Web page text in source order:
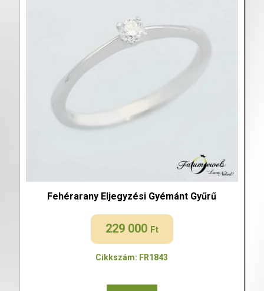
Fehérarany Eljegyzési Gyémánt Gyűrű
229 000 Ft
Cikkszám: FR1843